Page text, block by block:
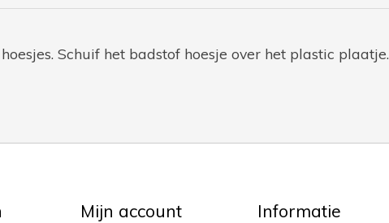
Schuif het badstof hoesje over het plastic plaatje.
Mijn account Informatie